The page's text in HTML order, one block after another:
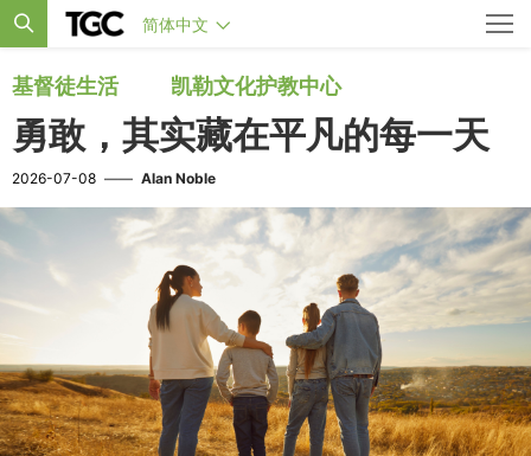
简体中文
基督徒生活 凯勒文化护教中心
勇敢，其实藏在平凡的每一天
2026-07-08 —— Alan Noble